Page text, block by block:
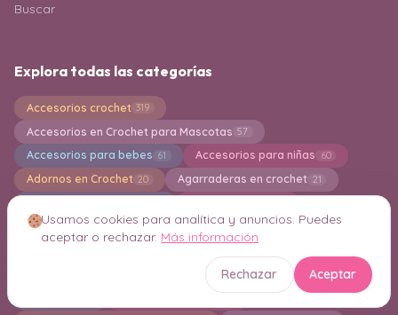
Buscar
Explora todas las categorías
Accesorios crochet 319
Accesorios en Crochet para Mascotas 57
Accesorios para bebes 61 Accesorios para niñas 60
Adornos en Crochet 20 Agarraderas en crochet 21
Amigurumi Gnomo 20 Amigurumi Navideño 80
Bandoleras en crochet 5
Usamos cookies para analítica y anuncios. Puedes
aceptar o rechazar. Más información
Rechazar Aceptar